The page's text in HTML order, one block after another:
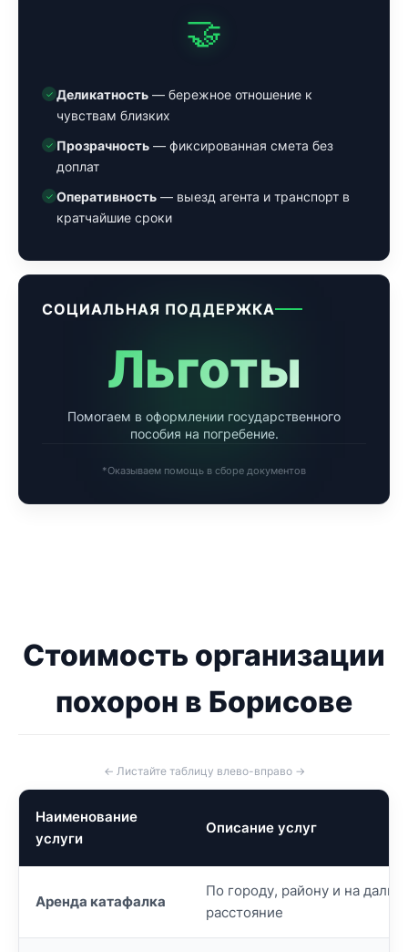
🤝
✓ Деликатность — бережное отношение к
чувствам близких
✓ Прозрачность — фиксированная смета без
доплат
✓ Оперативность — выезд агента и транспорт в
кратчайшие сроки
СОЦИАЛЬНАЯ ПОДДЕРЖКА
Льготы
Помогаем в оформлении государственного
пособия на погребение.
*Оказываем помощь в сборе документов
Стоимость организации
похорон в Борисове
← Листайте таблицу влево-вправо →
Наименование
услуги
Описание услуг
Аренда катафалка
По городу, району и на
расстояние